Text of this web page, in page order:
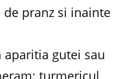
pranz si inainte
gutei sau
turmericul